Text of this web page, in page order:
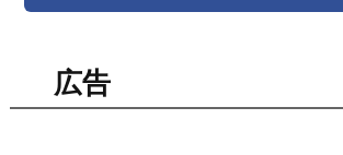
広告